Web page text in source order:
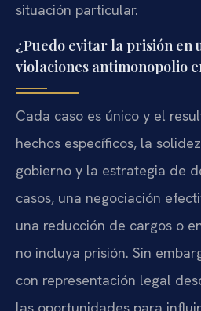
situación particular.
¿Puedo evitar la prisión en
violaciones antimonopolio
Cada caso es único y el
hechos específicos, la
gobierno y la estrategia de
casos, una negociación
una reducción de cargos o
no incluya prisión. Sin
con representación legal
las oportunidades para